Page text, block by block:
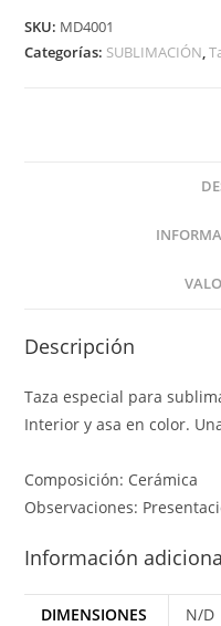
SKU: MD4001
Categorías: SUBLIMACIÓN,
Descripción
Taza especial para
Interior y asa en color.
Composición: Cerámica
Observaciones:
Información
DIMENSIONES
N/D